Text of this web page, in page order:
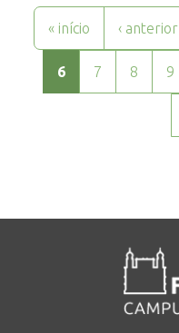
Páginas
« início ‹ anterior
6 7 8 9